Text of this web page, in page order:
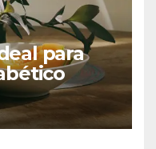
para